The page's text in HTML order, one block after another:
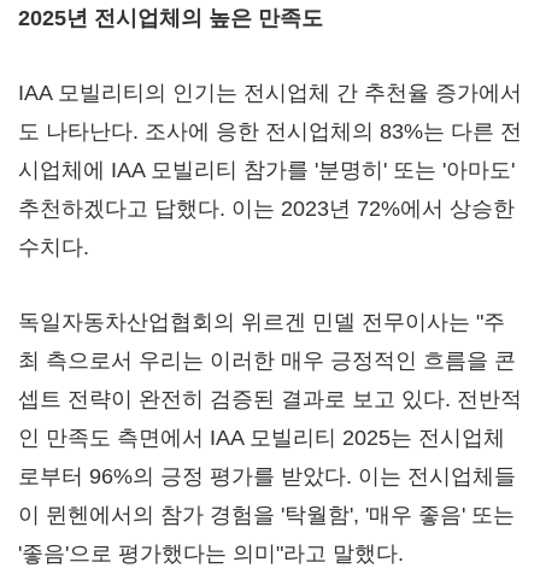
2025년 전시업체의 높은 만족도
IAA 모빌리티의 인기는 전시업체 간 추천율 증가에서
도 나타난다. 조사에 응한 전시업체의 83%는 다른 전
시업체에 IAA 모빌리티 참가를 '분명히' 또는 '아마도'
추천하겠다고 답했다. 이는 2023년 72%에서 상승한
수치다.
독일자동차산업협회의 위르겐 민델 전무이사는 "주
최 측으로서 우리는 이러한 매우 긍정적인 흐름을 콘
셉트 전략이 완전히 검증된 결과로 보고 있다. 전반적
인 만족도 측면에서 IAA 모빌리티 2025는 전시업체
로부터 96%의 긍정 평가를 받았다. 이는 전시업체들
이 뮌헨에서의 참가 경험을 '탁월함', '매우 좋음' 또는
'좋음'으로 평가했다는 의미"라고 말했다.